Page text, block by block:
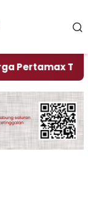
Turun